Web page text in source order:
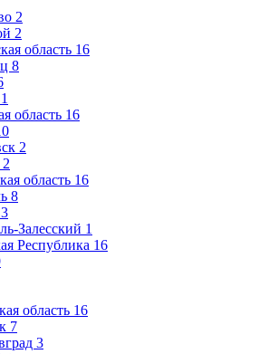
2
2
область 16
8
1
область 16
2
2
область 16
8
3
Залесский 1
Республика 16
область 16
7
3